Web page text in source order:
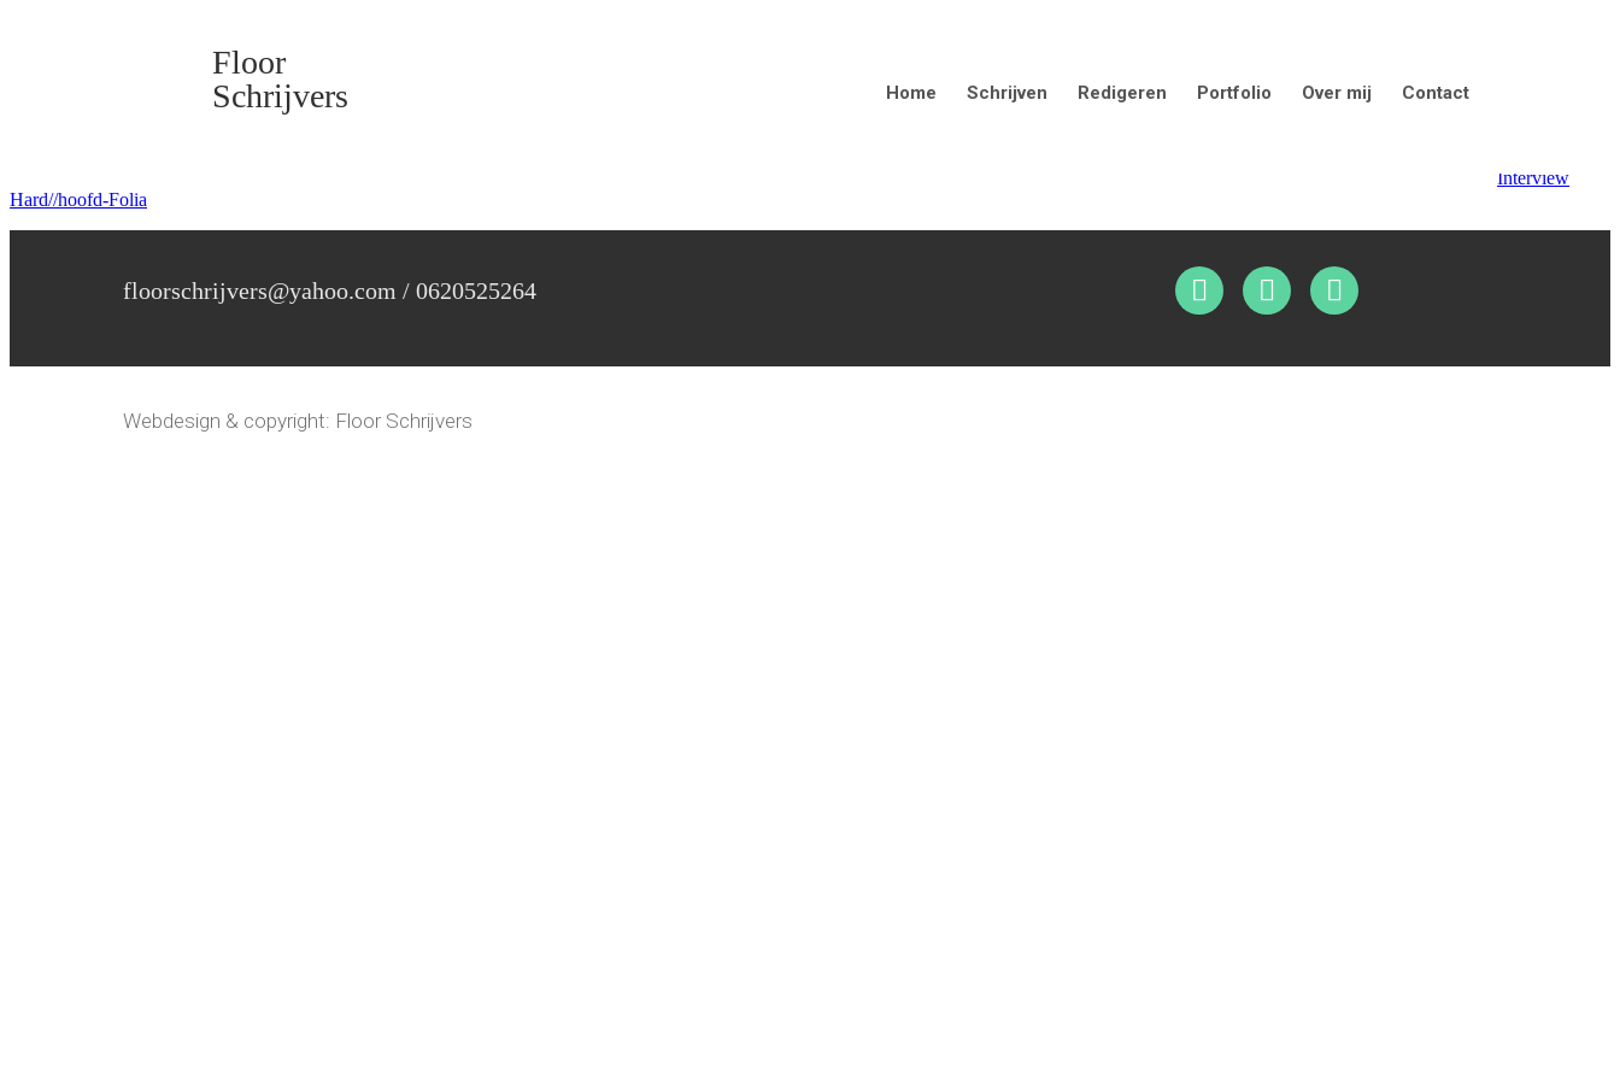
Floor
Schrijvers
Home Schrijven Redigeren Portfolio Over mij Contact
Interview
Hard//hoofd-Folia
floorschrijvers@yahoo.com / 0620525264
Webdesign & copyright: Floor Schrijvers